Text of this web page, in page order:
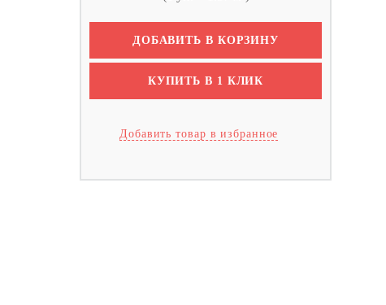
ДОБАВИТЬ В КОРЗИНУ
КУПИТЬ В 1 КЛИК
Добавить товар в избранное